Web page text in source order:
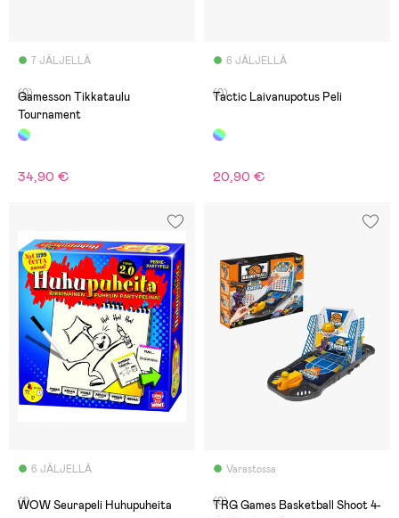
7 JÄLJELLÄ
(0)
Gamesson Tikkataulu
Tournament
34,90 €
6 JÄLJELLÄ
(0)
Tactic Laivanupotus Peli
20,90 €
6 JÄLJELLÄ
(1)
WOW Seurapeli Huhupuheita
Varastossa
(0)
TRG Games Basketball Shoot 4-